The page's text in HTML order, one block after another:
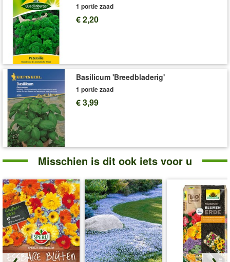
1 portie zaad
€ 2,20
Basilicum 'Breedbladerig'
1 portie zaad
€ 3,99
Misschien is dit ook iets voor u